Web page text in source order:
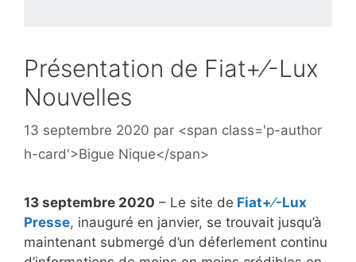
Présentation de Fiat+⁄-Lux
Nouvelles
13 septembre 2020 par <span class='p-author
h-card'>Bigue Nique</span>
13 septembre 2020 – Le site de Fiat+⁄-Lux
Presse, inauguré en janvier, se trouvait jusqu’à
maintenant submergé d’un déferlement continu